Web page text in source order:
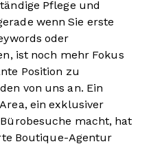
Pflege und
wenn Sie erste
oder
ist noch mehr Fokus
Position zu
von uns an. Ein
ein exklusiver
macht, hat
Boutique-Agentur